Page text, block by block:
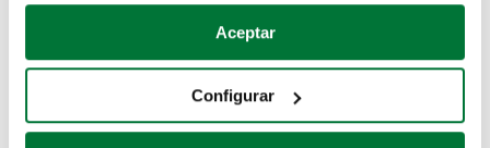
Si lo permite, también quisiéramos:
Recopilar información sobre su ubicación geográfica
Identificar su dispositivo analizándolo activamente
para buscar características específicas (huellas
Aceptar
Configurar
Coches de segunda mano
Coches de km0